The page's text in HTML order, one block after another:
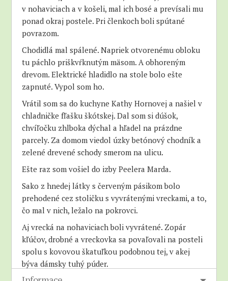
v nohaviciach a v košeli, mal ich bosé a prevísali mu
ponad okraj postele. Pri členkoch boli spútané
povrazom.
Chodidlá mal spálené. Napriek otvorenému obloku
tu páchlo priškvŕknutým mäsom. A obhoreným
drevom. Elektrické hladidlo na stole bolo ešte
zapnuté. Vypol som ho.
Vrátil som sa do kuchyne Kathy Hornovej a našiel v
chladničke fľašku škótskej. Dal som si dúšok,
chvíľočku zhlboka dýchal a hľadel na prázdne
parcely. Za domom viedol úzky betónový chodník a
zelené drevené schody smerom na ulicu.
Ešte raz som vošiel do izby Peelera Marda.
Sako z hnedej látky s červeným pásikom bolo
prehodené cez stoličku s vyvrátenými vreckami, a to,
čo mal v nich, ležalo na pokrovci.
Aj vrecká na nohaviciach boli vyvrátené. Zopár
kľúčov, drobné a vreckovka sa povaľovali na posteli
spolu s kovovou škatuľkou podobnou tej, v akej
býva dámsky tuhý púder.